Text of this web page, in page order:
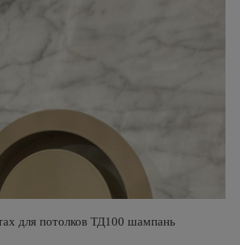
для потолков ТД100 шампань